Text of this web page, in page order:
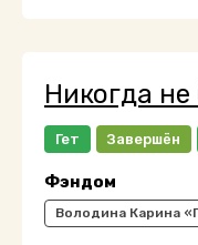
Никогда
Гет Завершён
Фэндом
Володина Карина